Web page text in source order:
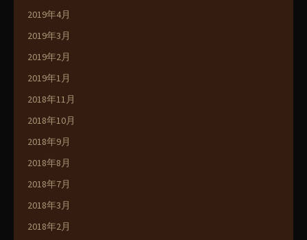
2019年4月
2019年3月
2019年2月
2019年1月
2018年11月
2018年10月
2018年9月
2018年8月
2018年7月
2018年3月
2018年2月